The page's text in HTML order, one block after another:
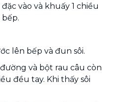
đặc vào và khuấy 1 chiều
lên bếp và đun sôi.
và bột rau câu còn
đều tay. Khi thấy sôi